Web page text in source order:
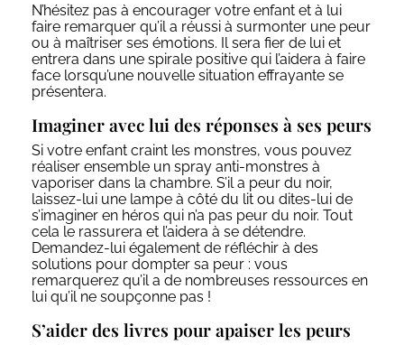
N’hésitez pas à encourager votre enfant et à lui
faire remarquer qu’il a réussi à surmonter une peur
ou à maîtriser ses émotions. Il sera fier de lui et
entrera dans une spirale positive qui l’aidera à faire
face lorsqu’une nouvelle situation effrayante se
présentera.
Imaginer avec lui des réponses à ses peurs
Si votre enfant craint les monstres, vous pouvez
réaliser ensemble un spray anti-monstres à
vaporiser dans la chambre. S’il a peur du noir,
laissez-lui une lampe à côté du lit ou dites-lui de
s’imaginer en héros qui n’a pas peur du noir. Tout
cela le rassurera et l’aidera à se détendre.
Demandez-lui également de réfléchir à des
solutions pour dompter sa peur : vous
remarquerez qu’il a de nombreuses ressources en
lui qu’il ne soupçonne pas !
S’aider des livres pour apaiser les peurs